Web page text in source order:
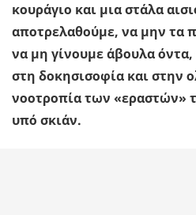
κουράγιο και μια στάλα
αποτρελαθούμε, να μην τα
να μη γίνουμε άβουλα
στη δοκησισοφία και στην
νοοτροπία των «εραστών»
υπό σκιάν.